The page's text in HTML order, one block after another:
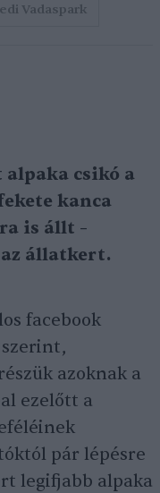
Vadaspark
csikó a
kanca
is állt –
állatkert.
facebook
szerint,
azoknak a
ezelőtt a
pár lépésre
legifjabb alpaka